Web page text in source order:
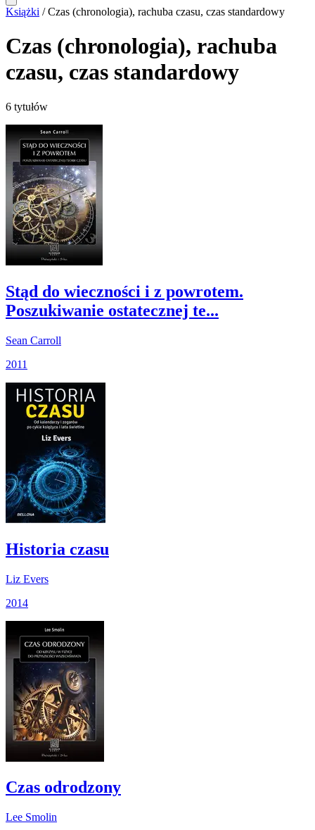
Książki / Czas (chronologia), rachuba czasu, czas standardowy
Czas (chronologia), rachuba
czasu, czas standardowy
6 tytułów
Stąd do wieczności i z powrotem.
Poszukiwanie ostatecznej te...
Sean Carroll
2011
Historia czasu
Liz Evers
2014
Czas odrodzony
Lee Smolin